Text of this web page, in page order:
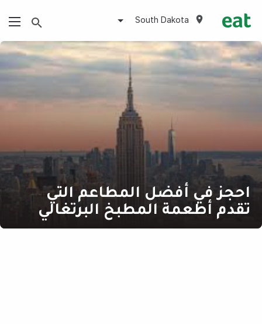
South Dakota
احجز في أفضل المطاعم التي
تقدم أطعمة المطبخ البرتغالي